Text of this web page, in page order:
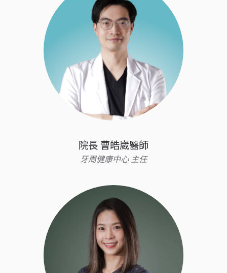
院長 曹皓崴醫師
牙周健康中心 主任